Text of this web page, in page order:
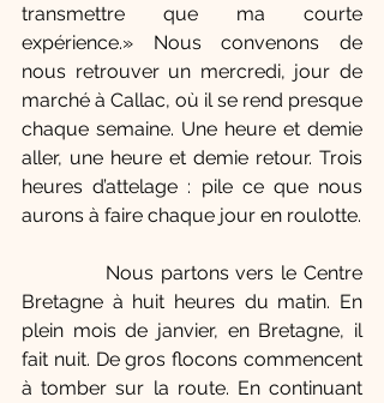
transmettre que ma courte
expérience.» Nous convenons de
nous retrouver un mercredi, jour de
marché à Callac, où il se rend presque
chaque semaine. Une heure et demie
aller, une heure et demie retour. Trois
heures d’attelage : pile ce que nous
Bretagne à huit heures du matin. En
plein mois de janvier, en Bretagne, il
fait nuit. De gros flocons commencent
à tomber sur la route. En continuant